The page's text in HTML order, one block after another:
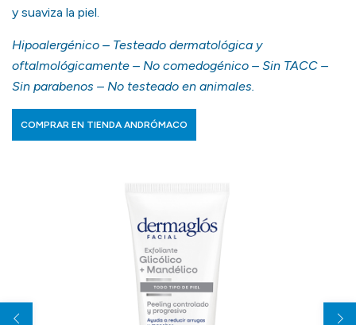
y suaviza la piel.
Hipoalergénico – Testeado dermatológica y
oftalmológicamente – No comedogénico – Sin TACC –
Sin parabenos – No testeado en animales.
COMPRAR EN TIENDA ANDRÓMACO